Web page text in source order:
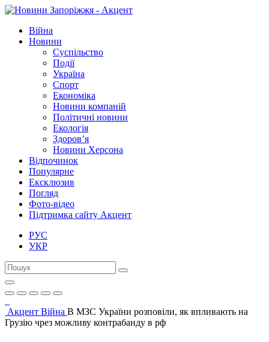
Війна
Новини
Суспільство
Події
Україна
Спорт
Економіка
Новини компаній
Політичні новини
Екологія
Здоров’я
Новини Херсона
Відпочинок
Популярне
Ексклюзив
Погляд
Фото-відео
Підтримка сайту Акцент
РУС
УКР
Акцент Війна В МЗС України розповіли, як впливають на
Грузію чрез можливу контрабанду в рф